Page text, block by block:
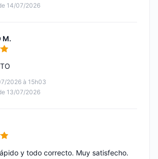
14/07/2026
M.
5
2026 à 15h03
13/07/2026
5
y todo correcto. Muy satisfecho.